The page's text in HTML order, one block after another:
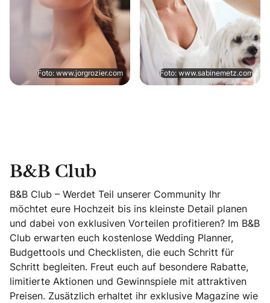
Foto: www.jorgrozier.com Foto: www.sabinemetz.com
B&B Club
B&B Club – Werdet Teil unserer Community Ihr
möchtet eure Hochzeit bis ins kleinste Detail planen
und dabei von exklusiven Vorteilen profitieren? Im B&B
Club erwarten euch kostenlose Wedding Planner,
Budgettools und Checklisten, die euch Schritt für
Schritt begleiten. Freut euch auf besondere Rabatte,
limitierte Aktionen und Gewinnspiele mit attraktiven
Preisen. Zusätzlich erhaltet ihr exklusive Magazine wie